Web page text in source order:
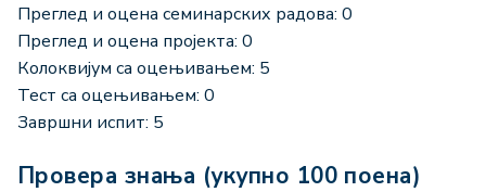
Преглед и оцена семинарских радова: 0
Преглед и оцена пројекта: 0
Колоквијум са оцењивањем: 5
Тест са оцењивањем: 0
Завршни испит: 5
Провера знања (укупно 100 поена)